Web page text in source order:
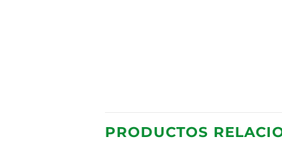
PRODUCTOS